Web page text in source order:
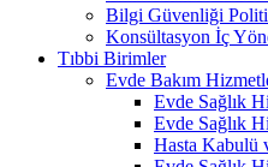
Bilgi Güvenliği
Konsültasyon İç
Tıbbi Birimler
Evde Bakım
Evde Sağlık
Evde Sağlık
Hasta Kabulü